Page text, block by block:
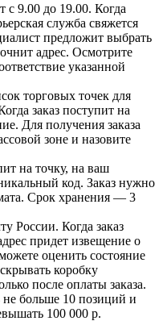
с 9.00 до 19.00. Когда
служба свяжется
предложит выбрать
адрес. Осмотрите
указанной
торговых точек для
заказ поступит на
Для получения заказа
зоне и назовите
на точку, на ваш
код. Заказ нужно
Срок хранения — 3
России. Когда заказ
придет извещение о
оценить состояние
коробку
после оплаты заказа.
больше 10 позиций и
100 000 р.